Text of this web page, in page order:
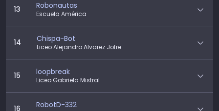
13 Robonautas
Escuela América
14 Chispa-Bot
Liceo Alejandro Alvarez Jofre
15 loopbreak
Liceo Gabriela Mistral
16 RobotD-332